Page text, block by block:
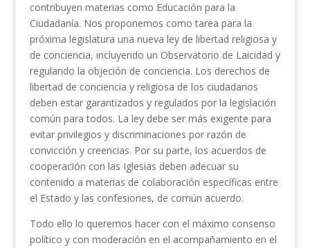
contribuyen materias como Educación para la
Ciudadanía. Nos proponemos como tarea para la
próxima legislatura una nueva ley de libertad religiosa y
de conciencia, incluyendo un Observatorio de Laicidad y
regulando la objeción de conciencia. Los derechos de
libertad de conciencia y religiosa de los ciudadanos
deben estar garantizados y regulados por la legislación
común para todos. La ley debe ser más exigente para
evitar privilegios y discriminaciones por razón de
convicción y creencias. Por su parte, los acuerdos de
cooperación con las Iglesias deben adecuar su
contenido a materias de colaboración específicas entre
el Estado y las confesiones, de común acuerdo.
Todo ello lo queremos hacer con el máximo consenso
político y con moderación en el acompañamiento en el